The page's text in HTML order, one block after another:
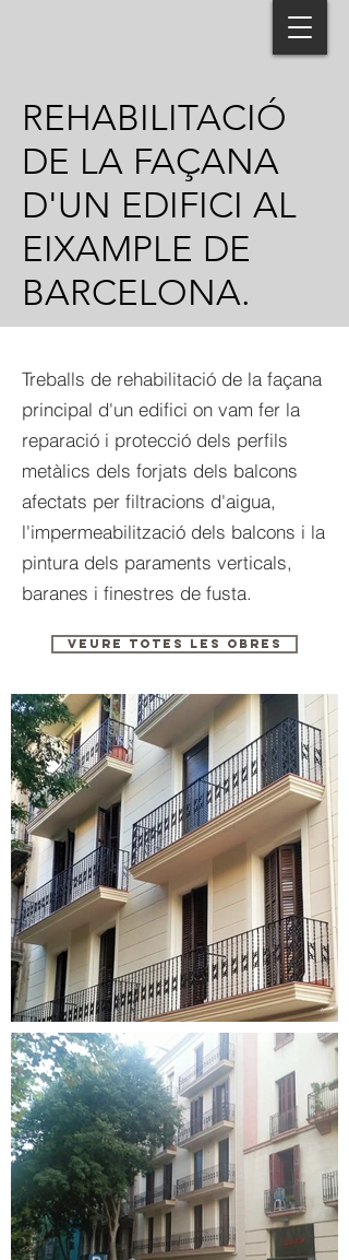
REHABILITACIÓ
DE LA FAÇANA
D'UN EDIFICI AL
EIXAMPLE DE
BARCELONA.
Treballs de rehabilitació de la façana
principal d'un edifici on vam fer la
reparació i protecció dels perfils
metàlics dels forjats dels balcons
afectats per filtracions d'aigua,
l'impermeabilització dels balcons i la
pintura dels paraments verticals,
baranes i finestres de fusta.
VEURE TOTES LES OBRES